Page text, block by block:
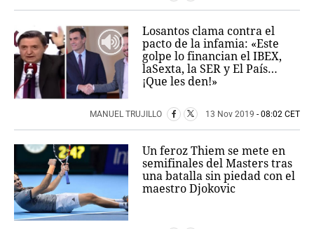
Losantos clama contra el
pacto de la infamia: «Este
golpe lo financian el IBEX,
laSexta, la SER y El País…
¡Que les den!»
MANUEL TRUJILLO 13 Nov 2019 - 08:02 CET
Un feroz Thiem se mete en
semifinales del Masters tras
una batalla sin piedad con el
maestro Djokovic